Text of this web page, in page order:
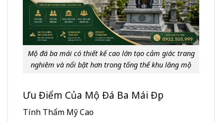
Mộ đá ba mái có thiết kế cao lớn tạo cảm giác trang
nghiêm và nổi bật hơn trong tổng thể khu lăng mộ
Ưu Điểm Của Mộ Đá Ba Mái Đẹp
Tính Thẩm Mỹ Cao